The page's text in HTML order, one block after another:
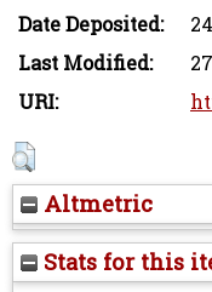
Date Deposited:
Last Modified:
URI:
Altmetric
Stats for this